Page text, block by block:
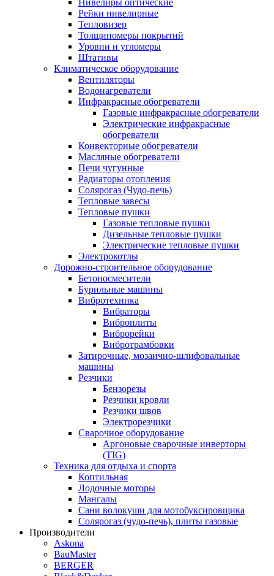
Нивелиры оптические
Рейки нивелирные
Тепловизер
Толщиномеры покрытий
Уровни и угломеры
Штативы
Климатическое оборудование
Вентиляторы
Водонагреватели
Инфракрасные обогреватели
Газовые инфракрасные обогреватели
Электрические инфракрасные
обогреватели
Конвекторные обогреватели
Масляные обогреватели
Печи чугунные
Радиаторы отопления
Солярогаз (Чудо-печь)
Тепловые завесы
Тепловые пушки
Газовые тепловые пушки
Дизельные тепловые пушки
Электрические тепловые пушки
Электрокотлы
Дорожно-строительное оборудование
Бетоносмесители
Бурильные машины
Вибротехника
Вибраторы
Виброплиты
Виброрейки
Вибротрамбовки
Затирочные, мозаично-шлифовальные
машины
Резчики
Бензорезы
Резчики кровли
Резчики швов
Электрорезчики
Сварочное оборудование
Аргоновые сварочные инверторы
(TIG)
Техника для отдыха и спорта
Коптильная
Лодочные моторы
Мангалы
Сани волокуши для мотобуксировщика
Солярогаз (чудо-печь), плиты газовые
Производители
Askona
BauMaster
BERGER